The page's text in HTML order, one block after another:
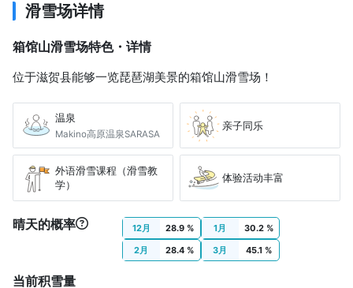
箱馆山滑雪场
滑雪场详情
箱馆山滑雪场特色・详情
位于滋贺县能够一览琵琶湖美景的箱馆山滑雪场！
温泉
Makino高原温泉SARASA
亲子同乐
外语滑雪课程（滑雪教
学）
体验活动丰富
晴天的概率 12月 28.9 % 1月
30.2 %
2月
28.4 % 3月 45.1 %
当前积雪量